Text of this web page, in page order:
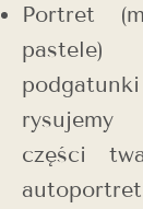
Portret
części